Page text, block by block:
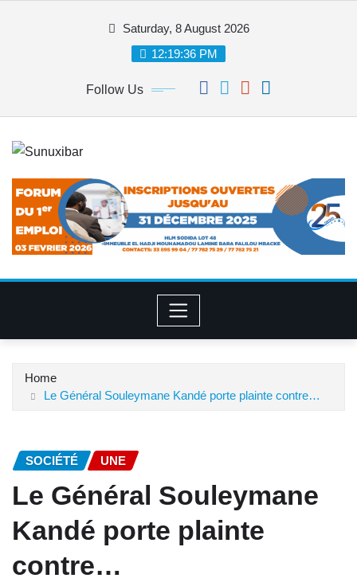
Saturday, 8 August 2026
12:19:36 PM
Follow Us
Home
Le Général Souleymane Kandé porte plainte contre…
SOCIÉTÉ UNE
Le Général Souleymane
Kandé porte plainte
contre…